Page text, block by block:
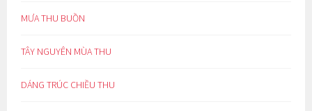
MƯA THU BUỒN
TÂY NGUYÊN MÙA THU
DÁNG TRÚC CHIỀU THU